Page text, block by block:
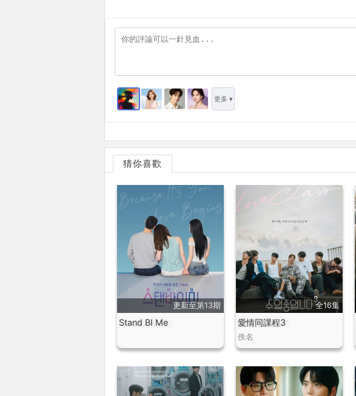
更多 ▾
猜你喜歡
更新至第13期
Stand BI Me
全16集
愛情同課程3
佚名